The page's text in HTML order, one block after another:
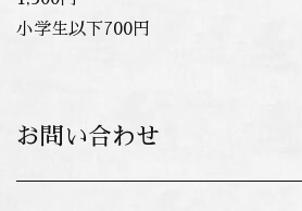
小学生以下700円
お問い合わせ